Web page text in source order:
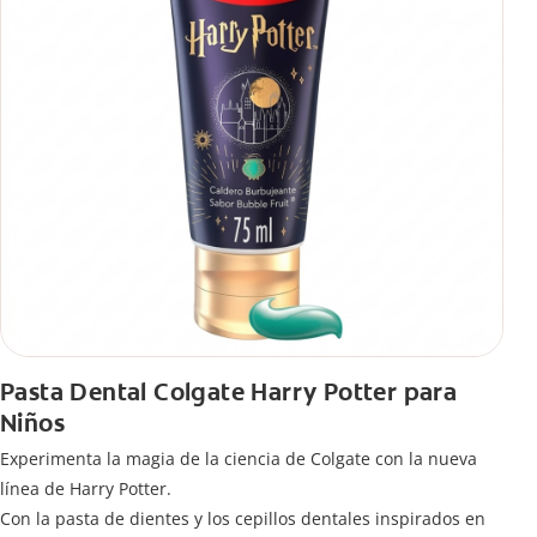
Pasta Dental Colgate Harry Potter para
Niños
Experimenta la magia de la ciencia de Colgate con la nueva
línea de Harry Potter.
Con la pasta de dientes y los cepillos dentales inspirados en